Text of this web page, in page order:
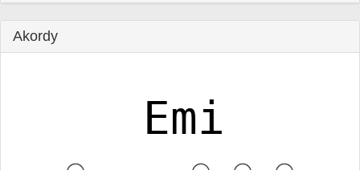
Akordy
Emi